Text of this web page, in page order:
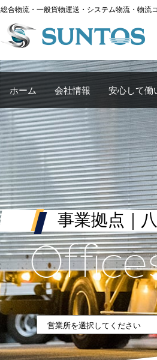
総合物流・一般貨物運送・システム物流・物流
ホーム 会社情報 安心して働
事業拠点 ｜